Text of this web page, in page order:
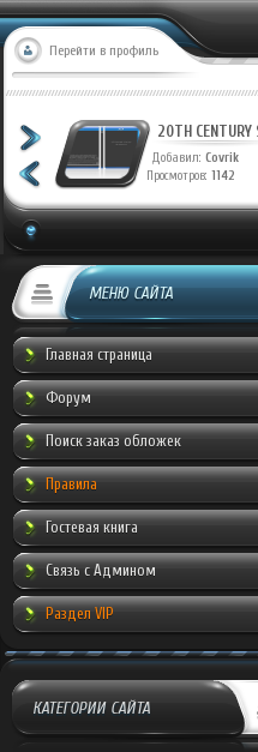
Перейти в профиль
20TH CENTURY
Добавил: Covrik
Просмотров: 1142
МЕНЮ САЙТА
Главная страница
Форум
Поиск заказ обложек
Правила
Гостевая книга
Связь с Админом
Раздел VIP
КАТЕГОРИИ САЙТА